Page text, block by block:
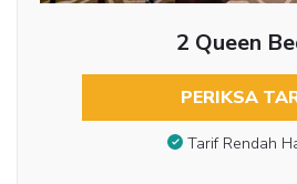
2 Queen
PERIKSA
Tarif Rendah